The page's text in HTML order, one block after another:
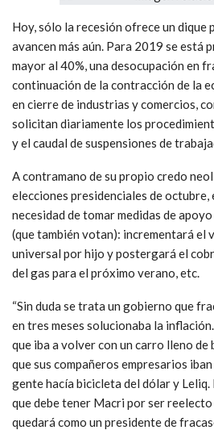
Hoy, sólo la recesión ofrece un dique
avancen más aún. Para 2019 se está
mayor al 40%, una desocupación en
continuación de la contracción de la
en cierre de industrias y comercios,
solicitan diariamente los
y el caudal de suspensiones de
A contramano de su propio credo
elecciones presidenciales de octubre,
necesidad de tomar medidas de
(que también votan): incrementará el
universal por hijo y postergará el
del gas para el próximo verano, etc.
“Sin duda se trata un gobierno que
en tres meses solucionaba la
que iba a volver con un carro lleno
que sus compañeros empresarios
gente hacía bicicleta del dólar y
que debe tener Macri por ser reelecto
quedará como un presidente de